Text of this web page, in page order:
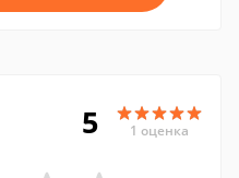
5 1 оценка